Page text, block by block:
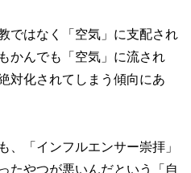
ではなく「空気」に支配され
かんでも「空気」に流され
対化されてしまう傾向にあ
、「インフルエンサー崇拝」
たやつが悪いんだという「自